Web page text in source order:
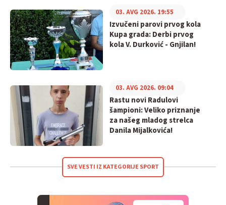
Izvučeni parovi prvog kola
Kupa grada: Derbi prvog
kola V. Durković - Gnjilan!
03. AVG 2026. 19:55
Rastu novi Radulovi
šampioni: Veliko priznanje
za našeg mladog strelca
Danila Mijalkovića!
03. AVG 2026. 09:04
SVE VESTI IZ KATEGORIJE SPORT